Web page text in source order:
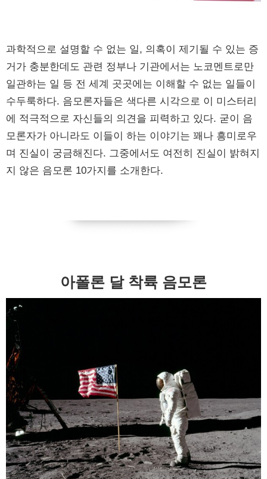
과학적으로 설명할 수 없는 일, 의혹이 제기될 수 있는 증
거가 충분한데도 관련 정부나 기관에서는 노코멘트로만
일관하는 일 등 전 세계 곳곳에는 이해할 수 없는 일들이
수두룩하다. 음모론자들은 색다른 시각으로 이 미스터리
에 적극적으로 자신들의 의견을 피력하고 있다. 굳이 음
모론자가 아니라도 이들이 하는 이야기는 꽤나 흥미로우
며 진실이 궁금해진다. 그중에서도 여전히 진실이 밝혀지
지 않은 음모론 10가지를 소개한다.
아폴론 달 착륙 음모론